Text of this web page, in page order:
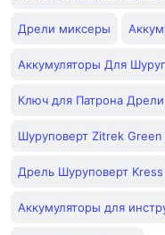
Дрели миксеры
Аккумуляторы Для
Ключ для Патрона Дрели
Шуруповерт Zitrek Green
Дрель Шуруповерт Kress
Аккумуляторы для